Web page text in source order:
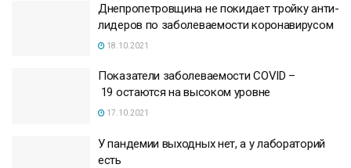
Днепропетровщина не покидает тройку анти-
лидеров по заболеваемости коронавирусом
18.10.2021
Показатели заболеваемости COVID –
19 остаются на высоком уровне
17.10.2021
У пандемии выходных нет, а у лабораторий
есть